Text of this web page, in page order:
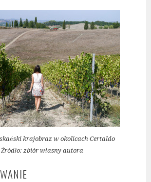
krajobraz w okolicach Certaldo
Źródło: zbiór własny autora